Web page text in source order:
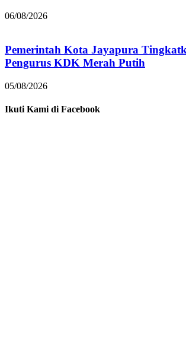
06/08/2026
Pemerintah Kota Jayapura
Pengurus KDK Merah Putih
05/08/2026
Ikuti Kami di Facebook